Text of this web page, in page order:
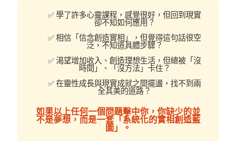
✅ 學了許多心靈課程，感覺很好，但回到現實
卻不知如何應用？
✅ 相信「信念創造實相」，但覺得這句話很空
泛，不知道具體步驟？
✅ 渴望增加收入、創造理想生活，但總被「沒
時間」、「沒方法」卡住？
✅ 在靈性成長與現實成就之間擺盪，找不到兩
全其美的道路？
如果以上任何一個問題擊中你，你缺少的並
不是夢想，而是一套「系統化的實相創造藍
圖」 。